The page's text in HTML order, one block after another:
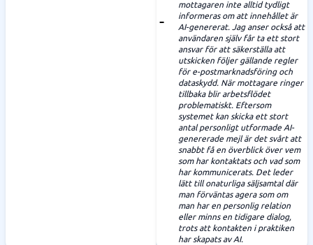
mottagaren inte alltid tydligt
informeras om att innehållet är
AI-genererat. Jag anser också att
användaren själv får ta ett stort
ansvar för att säkerställa att
utskicken följer gällande regler
för e-postmarknadsföring och
dataskydd. När mottagare ringer
tillbaka blir arbetsflödet
problematiskt. Eftersom
systemet kan skicka ett stort
antal personligt utformade AI-
genererade mejl är det svårt att
snabbt få en överblick över vem
som har kontaktats och vad som
har kommunicerats. Det leder
lätt till onaturliga säljsamtal där
man förväntas agera som om
man har en personlig relation
eller minns en tidigare dialog,
trots att kontakten i praktiken
har skapats av AI.